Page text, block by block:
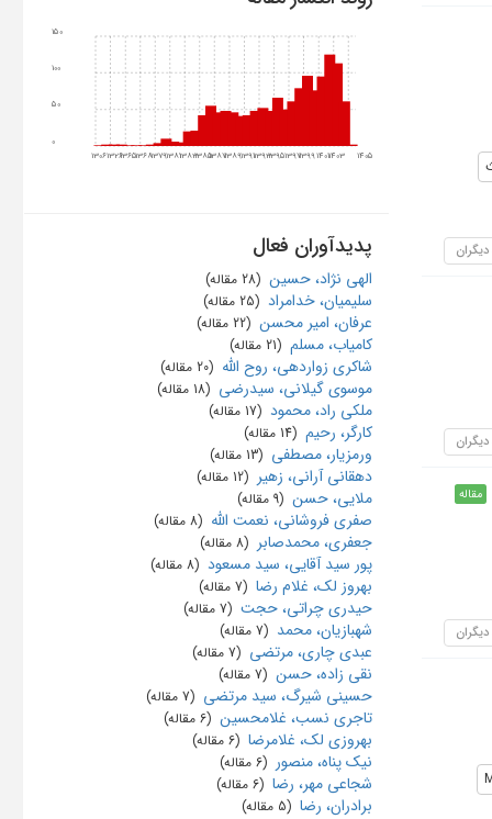
مقاله
13061326136513681379138113831385138713891391139313951397139914011403 1405
0
50
100
150
پدیدآوران فعال
الهی نژاد، حسین ‏ (28 مقاله)
سلیمیان، خدامراد ‏ (25 مقاله)
عرفان، امیر محسن ‏ (22 مقاله)
کامیاب، مسلم ‏ (21 مقاله)
شاکری زواردهی، روح الله ‏ (20 مقاله)
موسوی گیلانی، سیدرضی ‏ (18 مقاله)
ملکی راد، محمود ‏ (17 مقاله)
کارگر، رحیم ‏ (14 مقاله)
ورمزیار، مصطفی ‏ (13 مقاله)
دهقانی آرانی، زهیر ‏ (12 مقاله)
ملایی، حسن ‏ (9 مقاله)
صفری فروشانی، نعمت الله ‏ (8 مقاله)
جعفری، محمدصابر ‏ (8 مقاله)
پور سید آقایی، سید مسعود ‏ (8 مقاله)
بهروز لک، غلام رضا ‏ (7 مقاله)
حیدری چراتی، حجت ‏ (7 مقاله)
شهبازیان، محمد ‏ (7 مقاله)
عبدی چاری، مرتضی ‏ (7 مقاله)
نقی زاده، حسن ‏ (7 مقاله)
حسینی شیرگ، سید مرتضی ‏ (7 مقاله)
تاجری نسب، غلامحسین ‏ (6 مقاله)
بهروزی لک، غلامرضا ‏ (6 مقاله)
نیک پناه، منصور ‏ (6 مقاله)
شجاعی مهر، رضا ‏ (6 مقاله)
برادران، رضا ‏ (5 مقاله)